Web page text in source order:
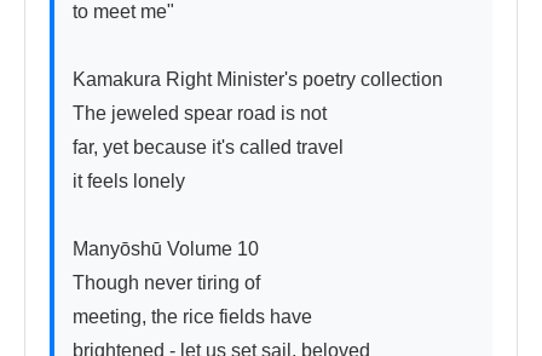
to meet me"
Kamakura Right Minister's poetry collection
The jeweled spear road is not
far, yet because it's called travel
it feels lonely
Manyōshū Volume 10
Though never tiring of
meeting, the rice fields have
brightened - let us set sail, beloved